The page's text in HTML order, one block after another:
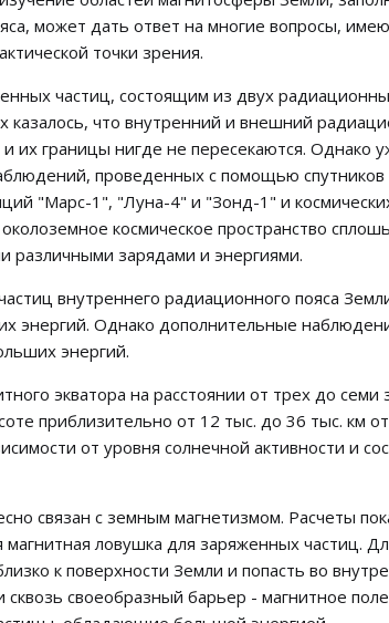
может дать ответ на многие вопросы,
точки зрения.
частиц, состоящим из двух
что внутренний и внешний
их границы нигде не пересекаются. Однако
проведенных с помощью спутников
"Марс-1", "Луна-4" и "Зонд-1" и
космическое пространство
различными зарядами и энергиями.
внутреннего радиационного пояса
энергий. Однако дополнительные
энергий.
экватора на расстоянии от трех до
приблизительно от 12 тыс. до 36 тыс. км
от уровня солнечной активности и
связан с земным магнетизмом. Расчеты
ловушка для заряженных частиц.
к поверхности Земли и попасть во
своеобразный барьер - магнитное